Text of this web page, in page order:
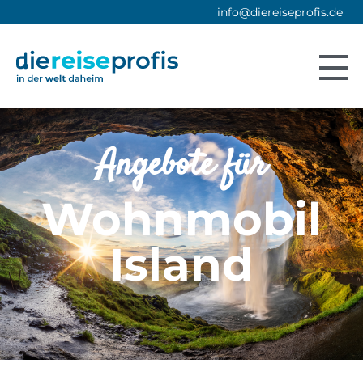
info@diereiseprofis.de
Angebote für
Wohnmobil
Island